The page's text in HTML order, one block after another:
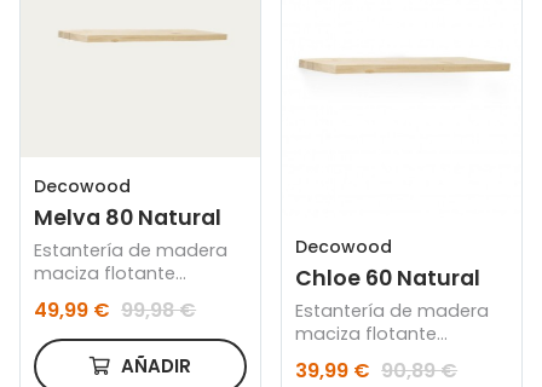
Decowood
Melva 80 Natural
Estantería de madera
maciza flotante
acabado natural 80cm
49,99 € 99,98 €
AÑADIR
Decowood
Chloe 60 Natural
Estantería de madera
maciza flotante
39,99 € 90,89 €